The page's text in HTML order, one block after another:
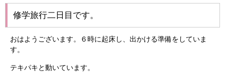
修学旅行二日目です。
おはようございます。６時に起床し、出かける準備をしていま
す。
テキパキと動いています。